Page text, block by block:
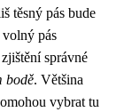
těsný pás bude
pás
správné
bodě. Většina
vybrat tu